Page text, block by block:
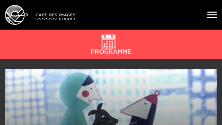
À L’AFFICHE
ÉVÉNEMENTS
CAFÉ DU CINÉ
PRATIQUE
PROGRAMME